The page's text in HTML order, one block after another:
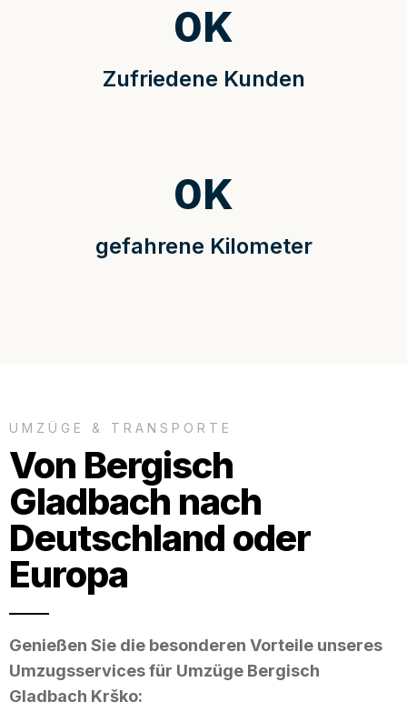
Zufriedene Kunden
0K
gefahrene Kilometer
0K
UMZÜGE & TRANSPORTE
Von Bergisch
Gladbach nach
Deutschland oder
Europa
Genießen Sie die besonderen Vorteile unseres
Umzugsservices für Umzüge Bergisch
Gladbach Krško: